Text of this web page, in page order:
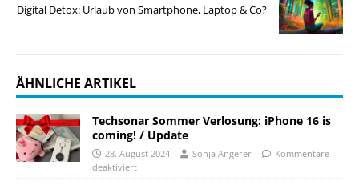
Digital Detox: Urlaub von Smartphone, Laptop & Co?
ÄHNLICHE ARTIKEL
Techsonar Sommer Verlosung: iPhone 16 is
coming! / Update
28. August 2024 Sonja Angerer
Kommentare
deaktiviert